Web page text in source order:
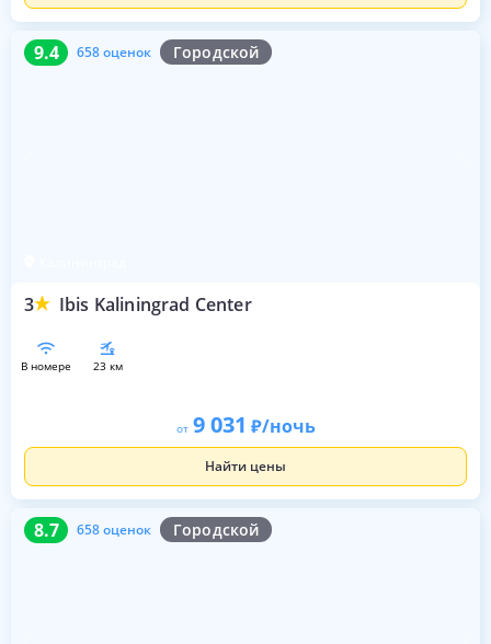
9.4 658 оценок Городской
3 Ibis Kaliningrad Center
9.4 658 оценок
в номере 23 км
от 9 031 /ночь
Найти цены
8.7 658 оценок Городской
8.7 658 оценок